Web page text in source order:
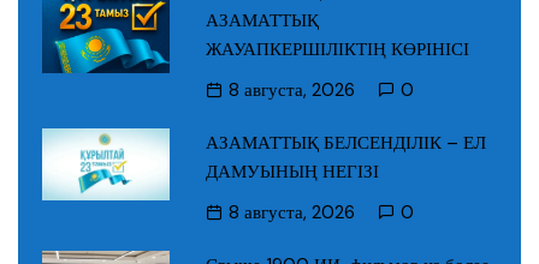
АЗАМАТТЫҚ
ЖАУАПКЕРШІЛІКТІҢ КӨРІНІСІ
8 августа, 2026
0
АЗАМАТТЫҚ БЕЛСЕНДІЛІК – ЕЛ
ДАМУЫНЫҢ НЕГІЗІ
8 августа, 2026
0